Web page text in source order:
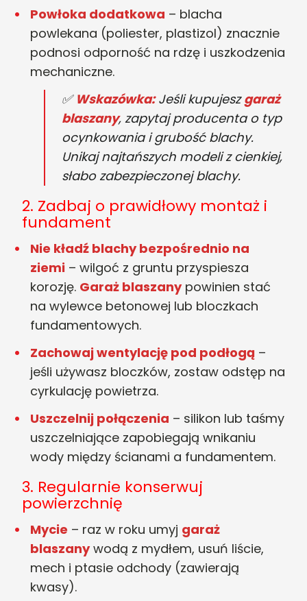
Powłoka dodatkowa – blacha
powlekana (poliester, plastizol) znacznie
podnosi odporność na rdzę i uszkodzenia
mechaniczne.
✅ Wskazówka:Jeśli kupujeszgaraż
blaszany, zapytaj producenta o typ
ocynkowania i grubość blachy.
Unikaj najtańszych modeli z cienkiej,
słabo zabezpieczonej blachy.
2. Zadbaj o prawidłowy montaż i
fundament
Nie kładź blachy bezpośrednio na
ziemi – wilgoć z gruntu przyspiesza
korozję. Garaż blaszanypowinien stać
na wylewce betonowej lub bloczkach
fundamentowych.
Zachowaj wentylację pod podłogą –
jeśli używasz bloczków, zostaw odstęp na
cyrkulację powietrza.
Uszczelnij połączenia – silikon lub taśmy
uszczelniające zapobiegają wnikaniu
wody między ścianami a fundamentem.
3. Regularnie konserwuj
powierzchnię
Mycie – raz w roku umyj garaż
blaszanywodą z mydłem, usuń liście,
mech i ptasie odchody (zawierają
kwasy).